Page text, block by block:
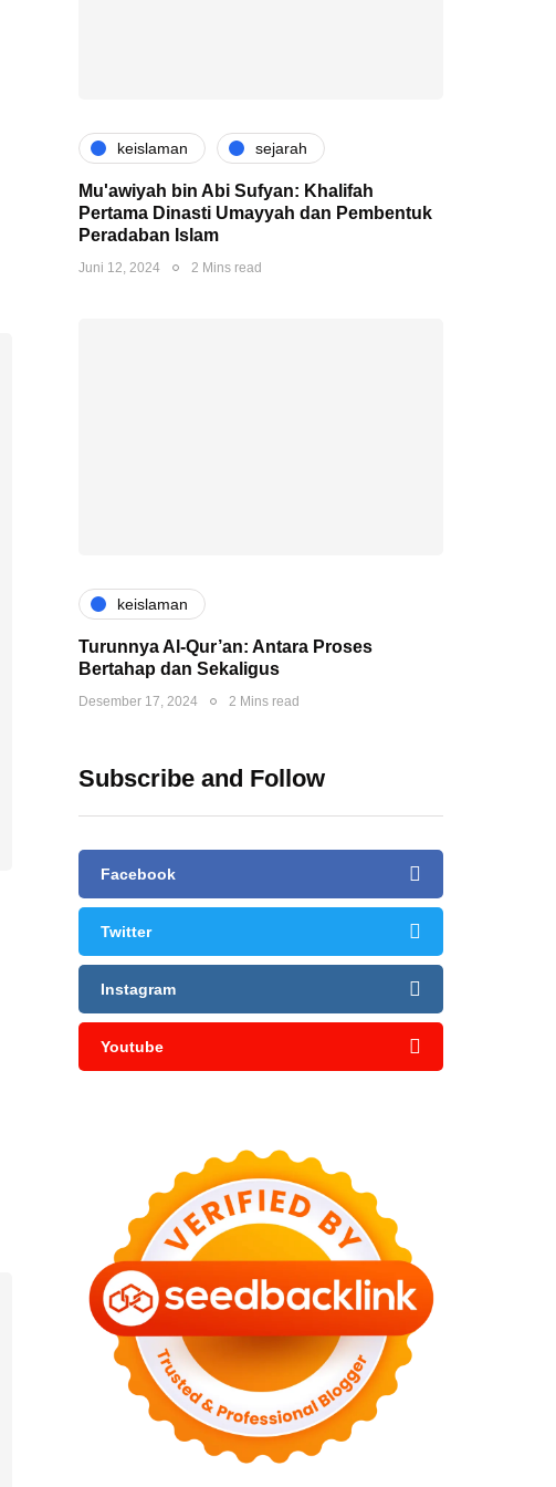
keislaman sejarah
Mu'awiyah bin Abi Sufyan: Khalifah
Pertama Dinasti Umayyah dan Pembentuk
Peradaban Islam
Juni 12, 2024 2 Mins read
keislaman
Turunnya Al-Qur’an: Antara Proses
Bertahap dan Sekaligus
Desember 17, 2024 2 Mins read
Subscribe and Follow
Facebook
Twitter
Instagram
Youtube